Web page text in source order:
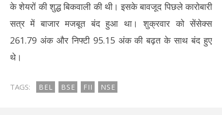
के शेयरों की शुद्ध बिकवाली की थी। इसके बावजूद पिछले कारोबारी
सत्र में बाजार मजबूत बंद हुआ था। शुक्रवार को सेंसेक्स
261.79 अंक और निफ्टी 95.15 अंक की बढ़त के साथ बंद हुए
थे।
TAGS: BEL BSE FII NSE